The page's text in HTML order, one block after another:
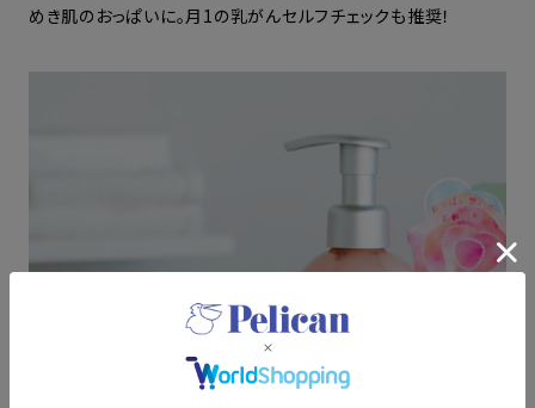
めき肌のおっぱいに。月1の乳がんセルフチェックも推奨！